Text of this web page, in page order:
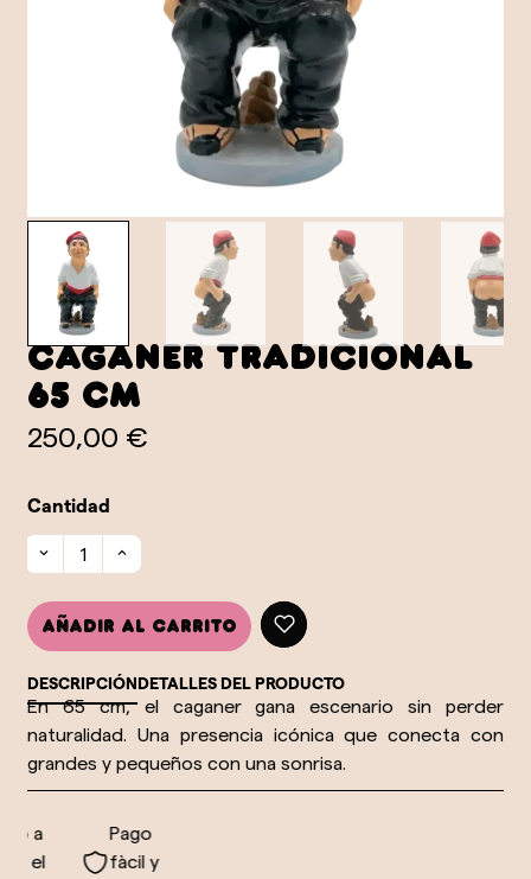
Caganer tradicional
65 cm
250,00 €
Cantidad
Añadir al carrito
DESCRIPCIÓNDETALLES DEL PRODUCTO
En 65 cm, el caganer gana escenario sin perder
naturalidad. Una presencia icónica que conecta con
grandes y pequeños con una sonrisa.
a
el
Pago
fàcil y